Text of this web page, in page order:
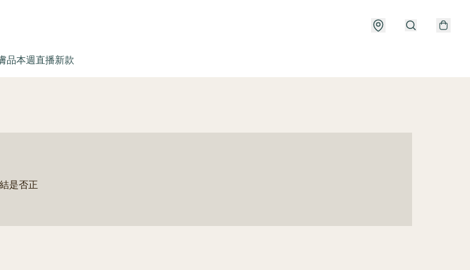
品本週直播新款
是否正